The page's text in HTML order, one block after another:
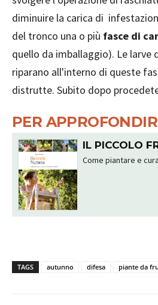
diminuire la carica di
del tronco una o più fasce di
quello da imballaggio). Le larve
riparano all'interno di queste
distrutte. Subito dopo
PER
IL PICCOLO
Come piantare e
TAGS autunno difesa piante da